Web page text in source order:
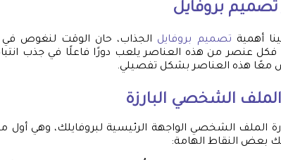
تصميم بروفايل
أهمية تصميم بروفايل الجذاب، حان الوقت لنغوص في
عنصر من هذه العناصر يلعب دورًا فاعلًا في جذب انتباه
معًا هذه العناصر بشكل تفصيلي.
الشخصي البارزة
الملف الشخصي الواجهة الرئيسية لبروفايلك، وهي أول ما
بعض النقاط الهامة: